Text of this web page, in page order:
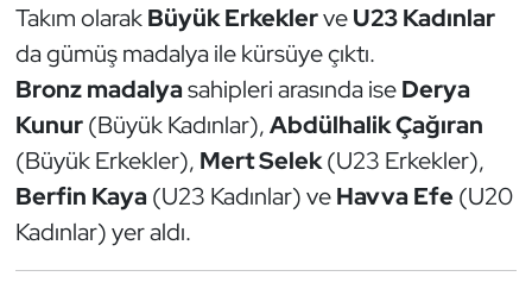
Takım olarakBüyük ErkeklerveU23 Kadınlar
da gümüş madalya ile kürsüye çıktı.
Bronz madalyasahipleri arasında iseDerya
Kunur(Büyük Kadınlar),Abdülhalik Çağıran
(Büyük Erkekler), Mert Selek(U23 Erkekler),
Berfin Kaya(U23 Kadınlar) veHavva Efe (U20
Kadınlar) yer aldı.
Oryantiring
Özel Sporcular
Paralimpik
Ragbi